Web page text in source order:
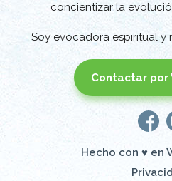
Curso
Reiki
concientizar la
Contactar por
Hecho con ♥ en